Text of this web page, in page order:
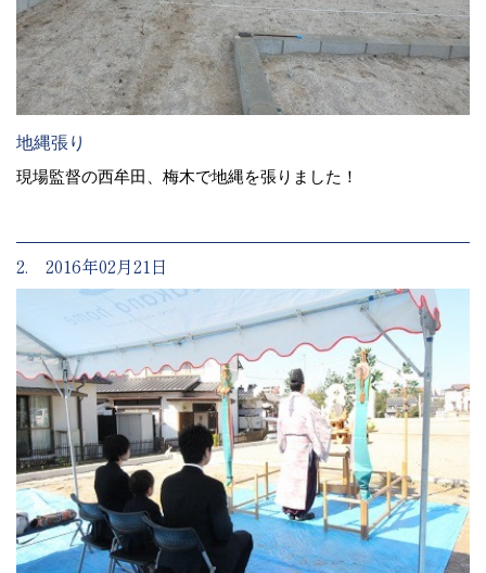
地縄張り
現場監督の西牟田、梅木で地縄を張りました！
2. 2016年02月21日